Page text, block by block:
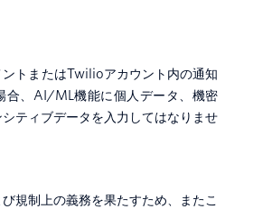
ントまたはTwilioアカウント内の通知
合、AI/ML機能に個人データ、機密
ティブデータを入力してはなりませ
規制上の義務を果たすため、またこ